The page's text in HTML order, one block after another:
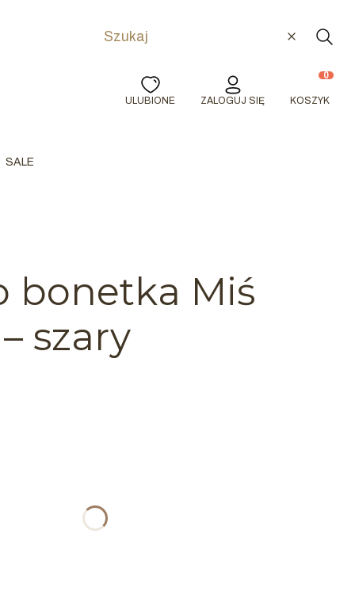
Wyczyść
ULUBIONE ZALOGUJ SIĘ
Produkty
KOSZYK
SALE
bonetka Miś
szary